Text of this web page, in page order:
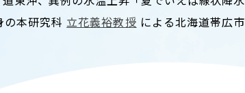
ACADEMICS
教育（学部・大学院等）
の本研究科立花義裕教授 による北海道帯広市